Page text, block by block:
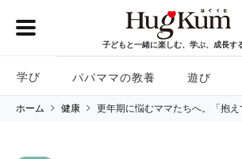
子どもと一緒に楽しむ、学ぶ、成長す
学び パパママの教養 遊び
ホーム 健康 更年期に悩むママたちへ。「抱